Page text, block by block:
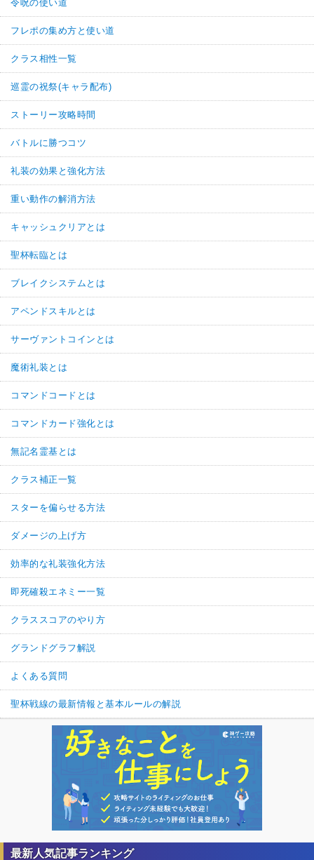
最新人気記事ランキング
令呪の使い道
フレポの集め方と使い道
クラス相性一覧
巡霊の祝祭(キャラ配布)
ストーリー攻略時間
バトルに勝つコツ
礼装の効果と強化方法
重い動作の解消方法
キャッシュクリアとは
聖杯転臨とは
ブレイクシステムとは
アペンドスキルとは
サーヴァントコインとは
魔術礼装とは
コマンドコードとは
コマンドカード強化とは
無記名霊基とは
クラス補正一覧
スターを偏らせる方法
ダメージの上げ方
効率的な礼装強化方法
即死確殺エネミー一覧
クラススコアのやり方
グランドグラフ解説
よくある質問
聖杯戦線の最新情報と基本ルールの解説